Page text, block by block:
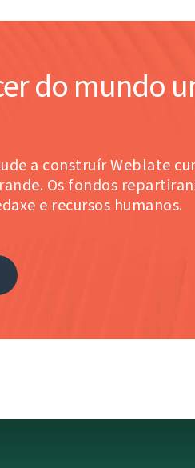
do mundo
a construír Weblate
Os fondos
e recursos humanos.